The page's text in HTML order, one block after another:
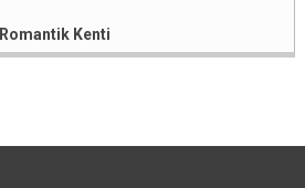
Kenti